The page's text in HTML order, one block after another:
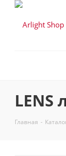
LENS
Главная -